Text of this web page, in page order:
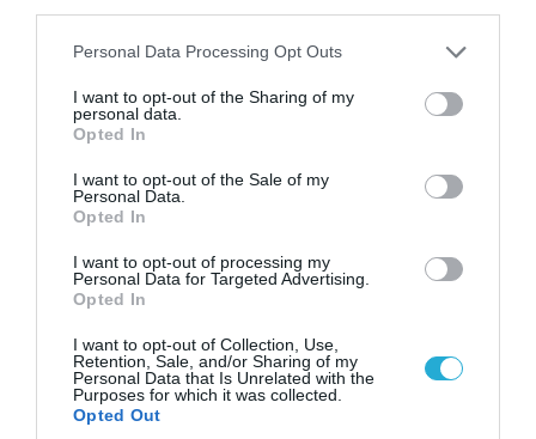
Please note that this website/app uses one or more Google
not limited to your visit or usage behaviour. You may click to
grant or deny consent to Google and its third-party tags to
use your data for below specified purposes in below Google
consent section.
Personal Data Processing Opt Outs
I want to opt-out of the Sharing of my
personal data.
Opted In
I want to opt-out of the Sale of my
Personal Data.
Opted In
I want to opt-out of processing my
Personal Data for Targeted Advertising.
Opted In
I want to opt-out of Collection, Use,
Retention, Sale, and/or Sharing of my
Personal Data that Is Unrelated with the
Purposes for which it was collected.
Opted Out
Ουκρανία: Αποκαλύφθηκε ο αριθμός των
ξένων εθελοντών που πολεμούν για το Κίεβο
ΠΟΛΙΤΙΚΗ